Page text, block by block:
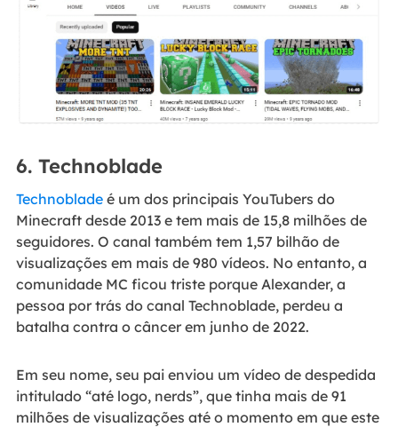
6. Technoblade
Technobladeé um dos principais YouTubers do
Minecraft desde 2013 e tem mais de 15,8 milhões de
seguidores. O canal também tem 1,57 bilhão de
visualizações em mais de 980 vídeos. No entanto, a
comunidade MC ficou triste porque Alexander, a
pessoa por trás do canal Technoblade, perdeu a
batalha contra o câncer em junho de 2022.
Em seu nome, seu pai enviou um vídeo de despedida
intitulado “até logo, nerds”, que tinha mais de 91
milhões de visualizações até o momento em que este